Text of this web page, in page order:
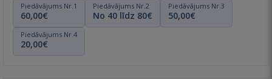
Piedāvājums Nr.1
60,00€
Piedāvājums Nr.2
No 40 līdz 80€
Piedāvājums Nr.3
50,00€
Piedāvājums Nr.4
20,00€